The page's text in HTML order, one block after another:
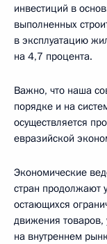
инвестиций в
выполненных
в эксплуатацию
на 4,7 процента.
Важно, что наша
порядке и на
осуществляется
евразийской
Экономические
стран продолжают
остающихся
движения товаров,
на внутреннем